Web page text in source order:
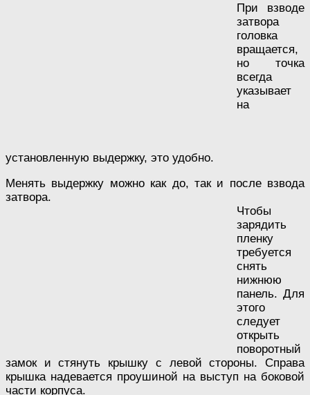
При взводе
затвора
головка
вращается,
но точка
всегда
указывает
на
установленную выдержку, это удобно.
Менять выдержку можно как до, так и после взвода
затвора.
Чтобы
зарядить
пленку
требуется
снять
нижнюю
панель. Для
этого
следует
открыть
поворотный
замок и стянуть крышку с левой стороны. Справа
крышка надевается проушиной на выступ на боковой
части корпуса.